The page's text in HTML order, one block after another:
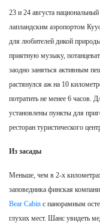
23 и 24 августа
лапландским аэропортом
для любителей дикой
приятную музыку,
заодно заняться активным
растянулся аж на 10
потратить не менее 6 часов.
установлены пункты для
ресторан туристического
Из засады
Меньше, чем в 2-х
заповедника финская
Bear Cabin с панорамным
глухих мест. Шанс увидеть